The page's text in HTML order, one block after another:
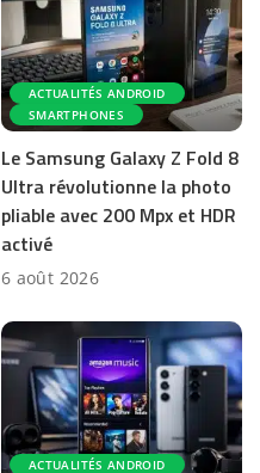
ACTUALITÉS ANDROID
SMARTPHONES
Le Samsung Galaxy Z Fold 8
Ultra révolutionne la photo
pliable avec 200 Mpx et HDR
activé
6 août 2026
ACTUALITÉS ANDROID